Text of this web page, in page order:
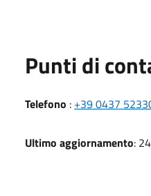
Punti di
Telefono : +39 0437
Ultimo aggiornamento: